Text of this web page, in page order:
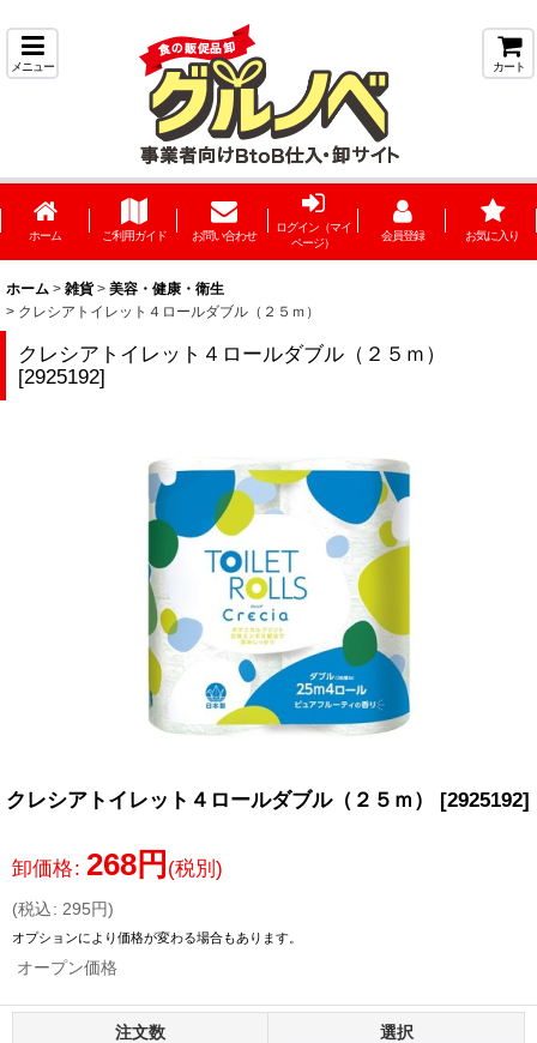
メニュー カート
ホーム ご利用ガイド お問い合わせ
ログイン（マイ
ページ）
会員登録 お気に入り
ホーム > 雑貨 > 美容・健康・衛生
> クレシアトイレット４ロールダブル（２５ｍ）
クレシアトイレット４ロールダブル（２５ｍ）
[2925192]
クレシアトイレット４ロールダブル（２５ｍ） [2925192]
卸価格: 268円 (税別)
(税込: 295円)
オプションにより価格が変わる場合もあります。
オープン価格
注文数 選択